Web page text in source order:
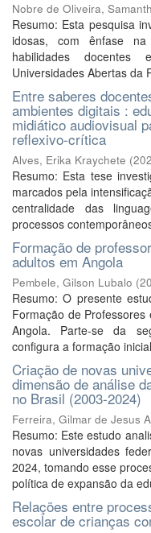
Nobre de Oliveira,
Resumo: Esta pesquisa
idosas, com ênfase
habilidades
Universidades Abertas da
Entre saberes
ambientes digitais :
midiático audiovisual
reflexivo-crítica
Alves, Erika Kraychete (
Resumo: Esta tese
marcados pela
centralidade das
processos
Formação de
adultos em Angola
Pembele, Gilson Lubalo (
Resumo: O presente
Formação de
Angola. Parte-se da
configura a formação
Criação de novas
dimensão de análise
no Brasil (2003-2024)
Ferreira, Gilmar de Jesus
Resumo: Este estudo
novas universidades
2024, tomando esse
política de expansão da
Relações entre
escolar de crianças